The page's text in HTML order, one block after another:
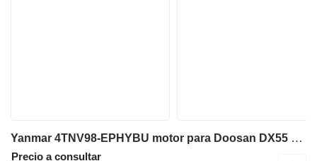
Yanmar 4TNV98-EPHYBU motor para Doosan DX55 miniexcavadora
Precio a consultar